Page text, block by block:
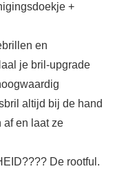
+
en
je bril-upgrade
altijd bij de hand
af en laat ze
De rootful.